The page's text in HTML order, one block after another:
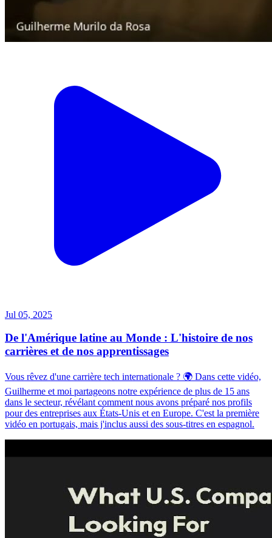
Jul 05, 2025
De l'Amérique latine au Monde : L'histoire de nos
carrières et de nos apprentissages
Vous rêvez d'une carrière tech internationale ? 🌍 Dans cette vidéo,
Guilherme et moi partageons notre expérience de plus de 15 ans
dans le secteur, révélant comment nous avons préparé nos profils
pour des entreprises aux États-Unis et en Europe. C'est la première
vidéo en portugais, mais j'inclus aussi des sous-titres en espagnol.